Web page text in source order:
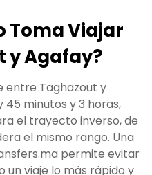
Toma Viajar
y Agafay?
entre Taghazout y
minutos y 3 horas,
el trayecto inverso, de
el mismo rango. Una
permite evitar
un viaje lo más rápido y